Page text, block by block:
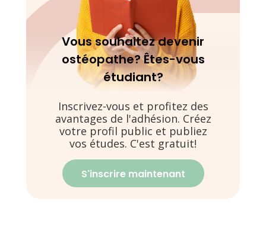
Vous souhaitez devenir
ostéopathe? Êtes-vous
étudiant?
Inscrivez-vous et profitez des
avantages de l'adhésion. Créez
votre profil public et publiez
vos études. C'est gratuit!
S'inscrire maintenant